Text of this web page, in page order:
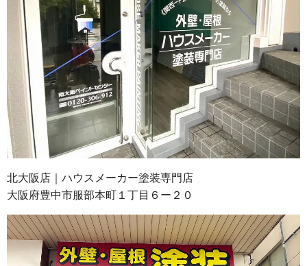
北大阪店｜ハウスメーカー塗装専門店
大阪府豊中市服部本町１丁目６ー２０